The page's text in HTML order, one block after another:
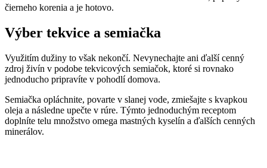
čierneho korenia a je hotovo.
Výber tekvice a semiačka
Využitím dužiny to však nekončí. Nevynechajte ani ďalší cenný
zdroj živín v podobe tekvicových semiačok, ktoré si rovnako
jednoducho pripravíte v pohodlí domova.
Semiačka opláchnite, povarte v slanej vode, zmiešajte s kvapkou
oleja a následne upečte v rúre. Týmto jednoduchým receptom
doplníte telu množstvo omega mastných kyselín a ďalších cenných
minerálov.